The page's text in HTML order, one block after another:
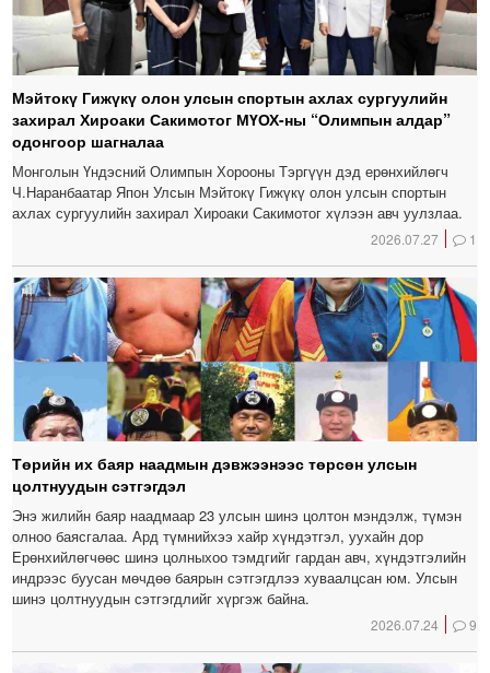
Мэйтокү Гижүкү олон улсын спортын ахлах сургуулийн
захирал Хироаки Сакимотог МҮОХ-ны “Олимпын алдар”
одонгоор шагналаа
Монголын Үндэсний Олимпын Хорооны Тэргүүн дэд ерөнхийлөгч
Ч.Наранбаатар Япон Улсын Мэйтокү Гижүкү олон улсын спортын
ахлах сургуулийн захирал Хироаки Сакимотог хүлээн авч уулзлаа.
2026.07.27 1
Төрийн их баяр наадмын дэвжээнээс төрсөн улсын
цолтнуудын сэтгэгдэл
Энэ жилийн баяр наадмаар 23 улсын шинэ цолтон мэндэлж, түмэн
олноо баясгалаа. Ард түмнийхээ хайр хүндэтгэл, уухайн дор
Ерөнхийлөгчөөс шинэ цолныхоо тэмдгийг гардан авч, хүндэтгэлийн
индрээс буусан мөчдөө баярын сэтгэгдлээ хуваалцсан юм. Улсын
шинэ цолтнуудын сэтгэгдлийг хүргэж байна.
2026.07.24 9